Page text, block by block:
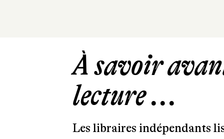
À savoir
lecture ...
Les libraires indépendants